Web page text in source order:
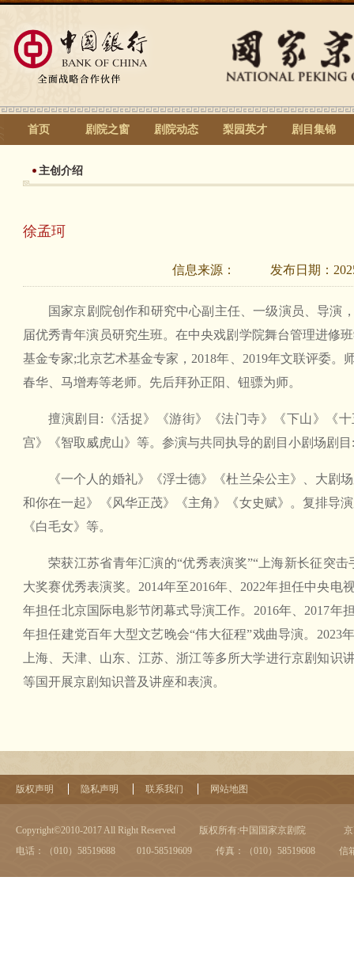
首页 剧院之窗 剧院动态 梨园英才 剧目集锦
主创介绍
徐孟珂
信息来源： 发布日期：
国家京剧院创作和研究中心副主任、一级演员、导演
届优秀青年演员研究生班。在中央戏剧学院舞台管理进修
基金专家;北京艺术基金专家，2018年、2019年文联评委
春华、马增寿等老师。先后拜孙正阳、钮骠为师。
擅演剧目:《活捉》《游街》《法门寺》《下山》《
宫》《智取威虎山》等。参演与共同执导的剧目小剧场剧目:
《一个人的婚礼》《浮士德》《杜兰朵公主》、大剧
和你在一起》《风华正茂》《主角》《女史赋》。复排导
《白毛女》等。
荣获江苏省青年汇演的“优秀表演奖”“上海新长征突
大奖赛优秀表演奖。2014年至2016年、2022年担任中央电
年担任北京国际电影节闭幕式导演工作。2016年、2017年
年担任建党百年大型文艺晚会“伟大征程”戏曲导演。2023
上海、天津、山东、江苏、浙江等多所大学进行京剧知识
等国开展京剧知识普及讲座和表演。
版权声明 隐私声明 联系我们 网站地图
Copyright©2010-2017 All Right Reserved 版权所有:中国国家京剧院
电话：（010）58519688 010-58519609
传真：（010）58519608 信